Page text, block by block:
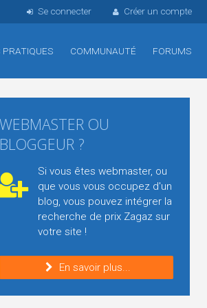
Se connecter Créer un compte
PRATIQUES COMMUNAUTÉ FORUMS
WEBMASTER OU
BLOGGEUR ?
Si vous êtes webmaster, ou
que vous vous occupez d'un
blog, vous pouvez intégrer la
recherche de prix Zagaz sur
votre site !
En savoir plus...